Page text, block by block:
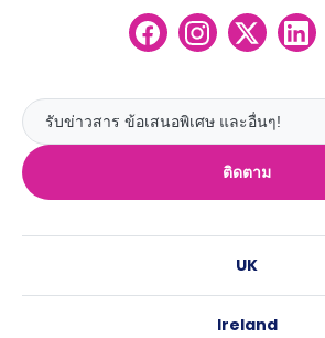
ติดตาม
UK
Ireland